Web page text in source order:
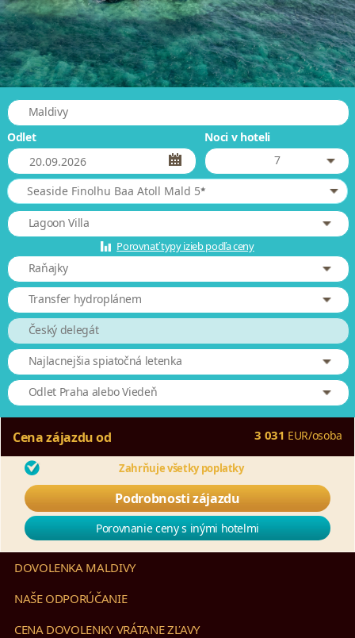
Maldivy
Odlet
Noci v hoteli
7
Seaside Finolhu Baa Atoll Mald 5*
Lagoon Villa
Porovnať typy izieb podľa ceny
Raňajky
Transfer hydroplánem
Český delegát
Najlacnejšia spiatočná letenka
Odlet Praha alebo Viedeň
Cena zájazdu od 3 031 EUR/osoba
Zahrňuje všetky poplatky
Podrobnosti zájazdu
Porovnanie ceny s inými hotelmi
DOVOLENKA MALDIVY
NAŠE ODPORÚČANIE
CENA DOVOLENKY VRÁTANE ZĽAVY